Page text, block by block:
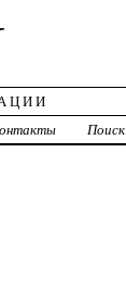
Поиск